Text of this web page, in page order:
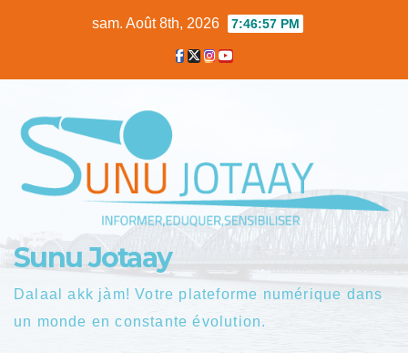
sam. Août 8th, 2026 7:46:58 PM
Sunu Jotaay
Dalaal akk jàm! Votre plateforme numérique dans
un monde en constante évolution.